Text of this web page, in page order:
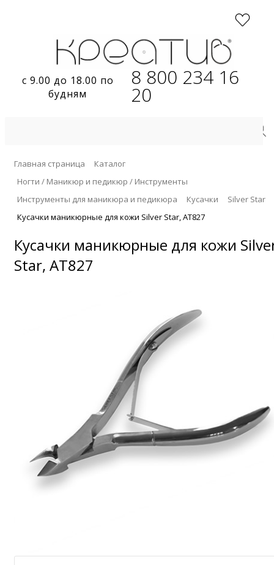
с 9.00 до 18.00 по
будням
8 800 234 16
20
Главная страница
Каталог
Ногти / Маникюр и педикюр / Инструменты
Инструменты для маникюра и педикюра
Кусачки
Silver Star
Кусачки маникюрные для кожи Silver Star, АТ827
Кусачки маникюрные для кожи
Star, АТ827